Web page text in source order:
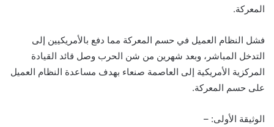
المعركة.
فشل النظام العميل في حسم المعركة مما دفع بالأمريكيين إلى
التدخل المباشر، وبعد شهرين من شن الحرب وصل قائد القيادة
المركزية الأمريكية إلى العاصمة صنعاء بهدف مساعدة النظام العميل
على حسم المعركة.
الوثيقة الأولى: –